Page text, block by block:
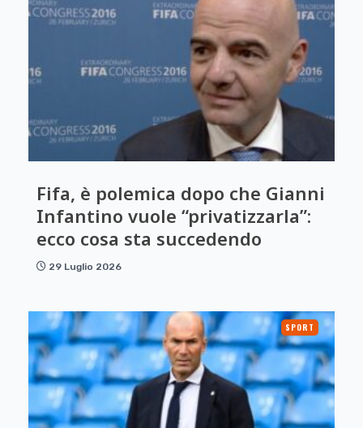
Fifa, è polemica dopo che Gianni
Infantino vuole “privatizzarla”:
ecco cosa sta succedendo
29 Luglio 2026
SPORT